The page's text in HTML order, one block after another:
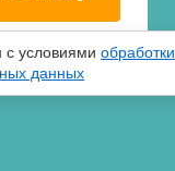
с условиямиобработки
данных